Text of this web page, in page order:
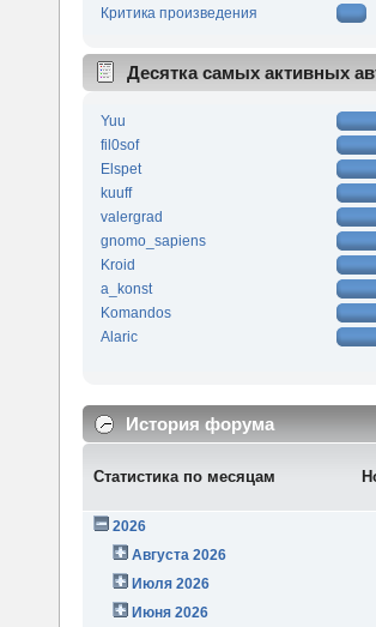
Критика произведения
Десятка самых активных
Yuu
fil0sof
Elspet
kuuff
valergrad
gnomo_sapiens
Kroid
a_konst
Komandos
Alaric
История форума
Статистика по месяцам
2026
Августа 2026
Июля 2026
Июня 2026